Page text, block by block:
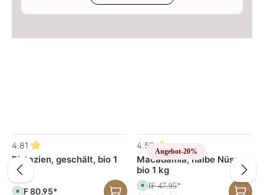
Produktgalerie überspringen
Pistazien, geschält, bio 1
kg
4.81
S
CHF 80.95*
Angebot-20%
Macadamia, halbe Nüsse,
bio 1 kg
4.53
S
o
CHF 47.95*